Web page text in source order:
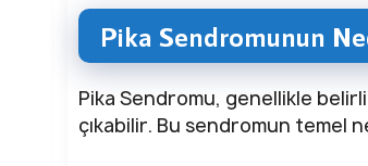
Pika Sendromunun
Pika Sendromu, genellikle
çıkabilir. Bu sendromun temel